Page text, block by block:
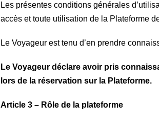
Les présentes conditions générales
accès et toute utilisation de la Plateforme
Le Voyageur est tenu d’en prendre
Le Voyageur déclare avoir pris
lors de la réservation sur la Plateforme.
Article 3 – Rôle de la plateforme